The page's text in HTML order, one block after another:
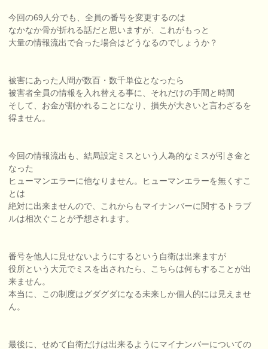
今回の69人分でも、全員の番号を変更するのは
なかなか骨が折れる話だと思いますが、これがもっと
大量の情報流出で合った場合はどうなるのでしょうか？
被害にあった人間が数百・数千単位となったら
被害者全員の情報を入れ替える事に、それだけの手間と時間
そして、お金が割かれることになり、損失が大きいと言わざるを
得ません。
今回の情報流出も、結局設定ミスという人為的なミスが引き金と
なった
ヒューマンエラーに他なりません。ヒューマンエラーを無くすこ
とは
絶対に出来ませんので、これからもマイナンバーに関するトラブ
ルは相次ぐことが予想されます。
番号を他人に見せないようにするという自衛は出来ますが
役所という大元でミスを出されたら、こちらは何もすることが出
来ません。
本当に、この制度はグダグダになる未来しか個人的には見えませ
ん。
最後に、せめて自衛だけは出来るようにマイナンバーについての